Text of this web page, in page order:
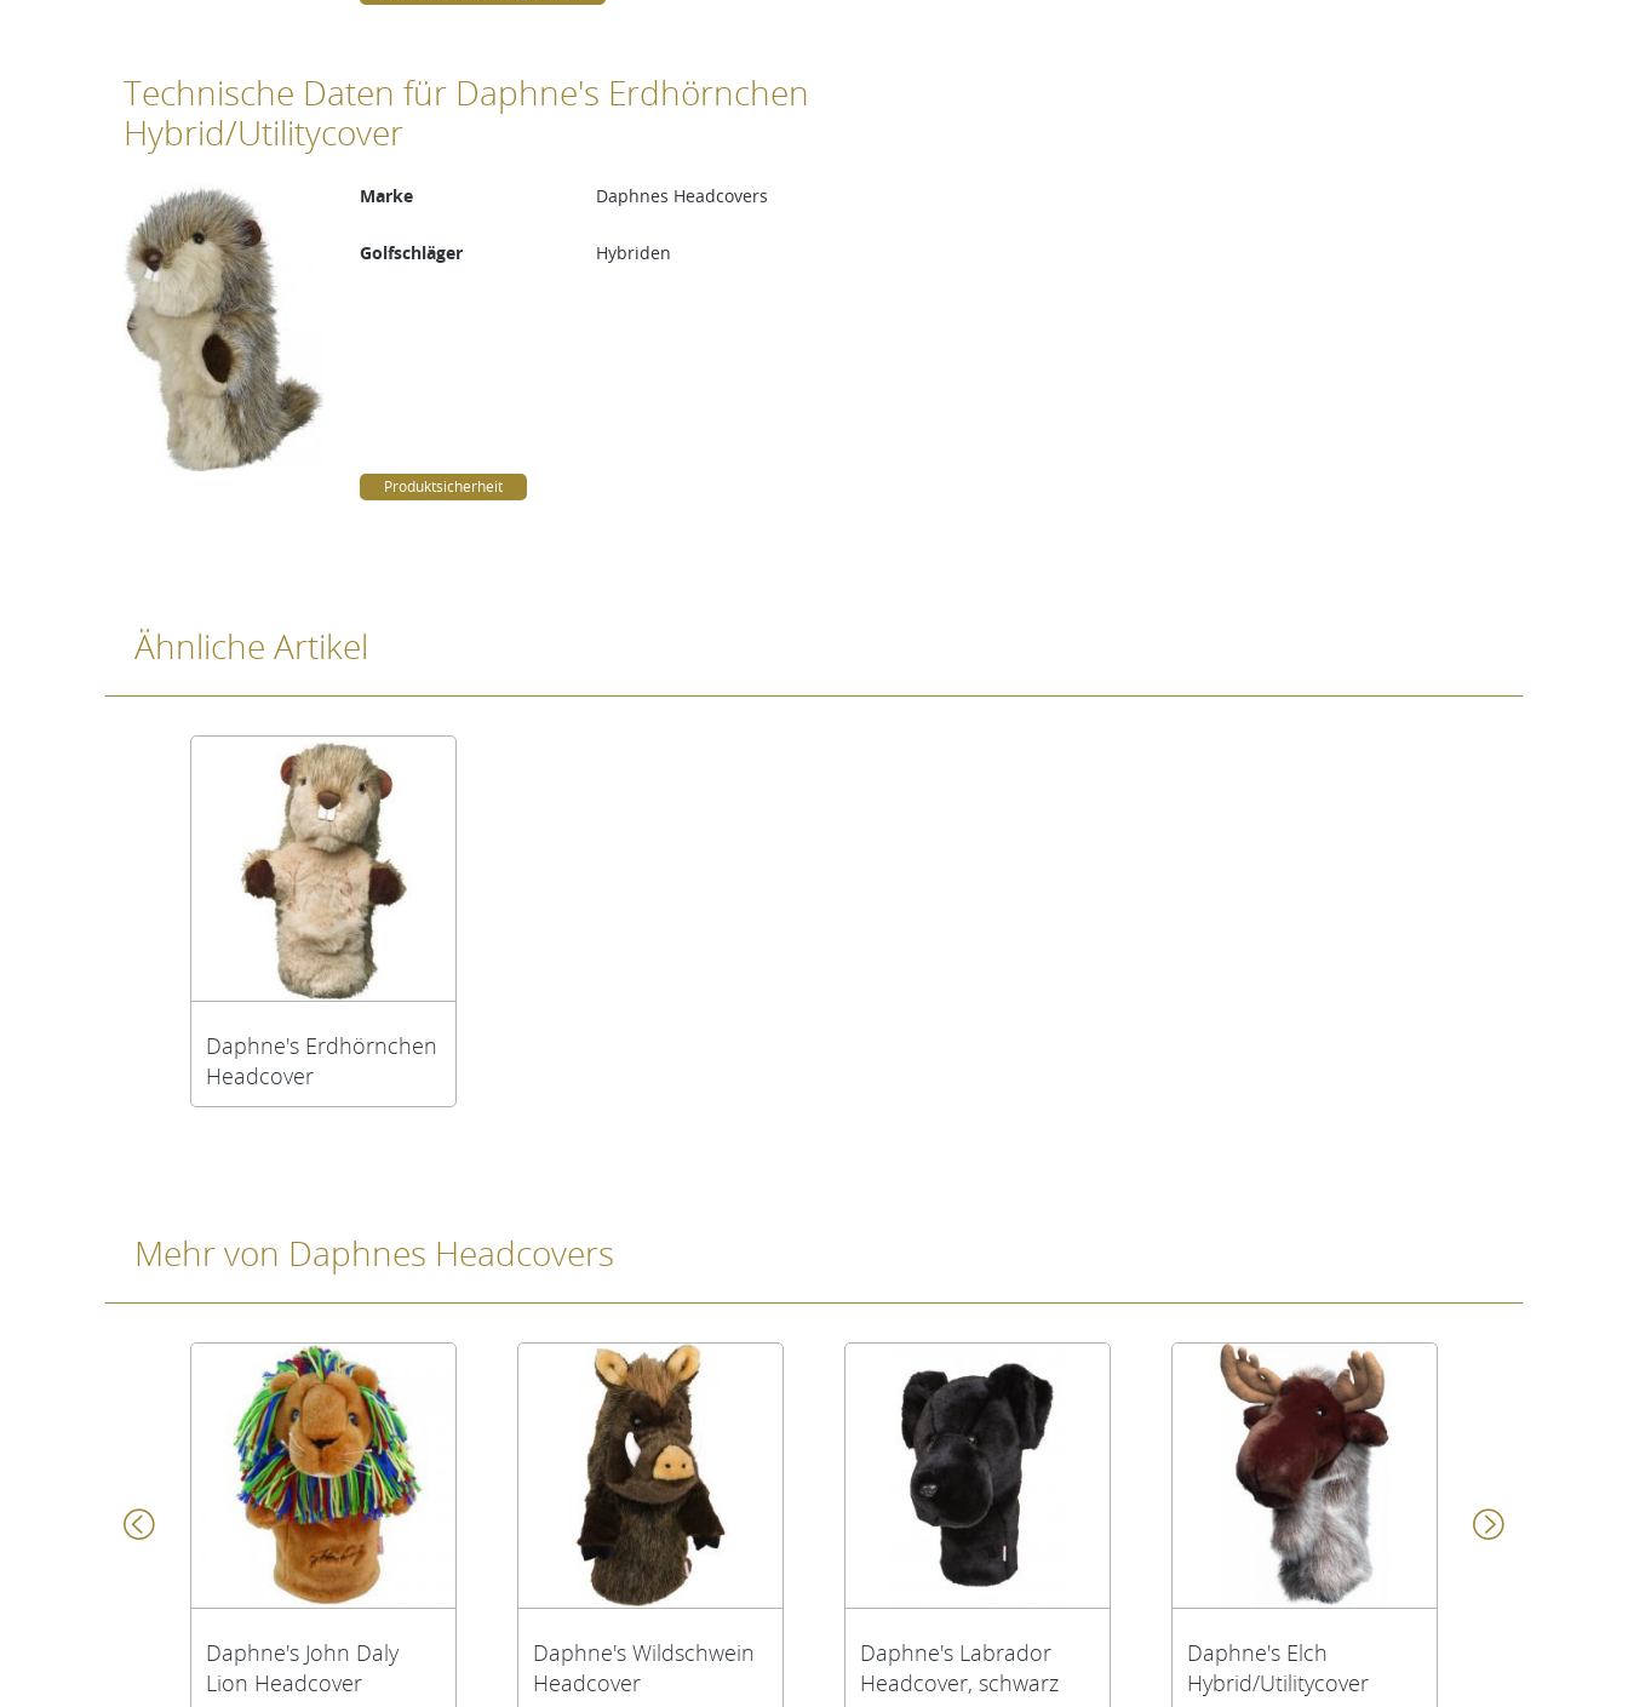
Technische Daten für Daphne's Erdhörnchen
Hybrid/Utilitycover
Marke Daphnes Headcovers
Golfschläger Hybriden
Produktsicherheit
Ähnliche Artikel
Daphne's Erdhörnchen
Headcover
Mehr von Daphnes Headcovers
Daphne's John Daly
Lion Headcover
Daphne's Wildschwein
Headcover
Daphne's Labrador
Headcover, schwarz
Daphne's Elch
Hybrid/Utilitycover